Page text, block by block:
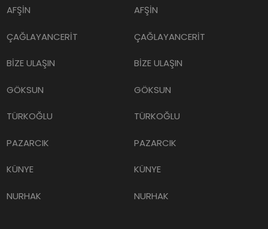
AFŞİN
ÇAĞLAYANCERİT
BİZE ULAŞIN
GÖKSUN
TÜRKOĞLU
PAZARCIK
KÜNYE
NURHAK
AFŞİN
ÇAĞLAYANCERİT
BİZE ULAŞIN
GÖKSUN
TÜRKOĞLU
PAZARCIK
KÜNYE
NURHAK